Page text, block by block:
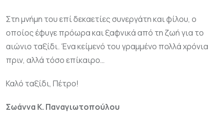
Στη μνήμη του επί δεκαετίες συνεργάτη και φίλου, ο
οποίος έφυγε πρόωρα και ξαφνικά από τη ζωή για το
αιώνιο ταξίδι. Ένα κείμενό του γραμμένο πολλά χρόνια
πριν, αλλά τόσο επίκαιρο…
Καλό ταξίδι, Πέτρο!
Σωάννα Κ. Παναγιωτοπούλου